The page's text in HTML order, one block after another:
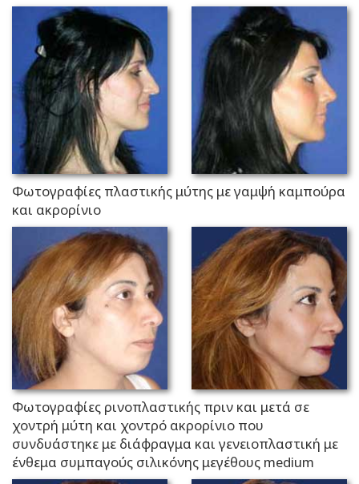
Φωτογραφίες πλαστικής μύτης με γαμψή καμπούρα
και ακρορίνιο
Φωτογραφίες ρινοπλαστικής πριν και μετά σε
χοντρή μύτη και χοντρό ακρορίνιο που
συνδυάστηκε με διάφραγμα και γενειοπλαστική με
ένθεμα συμπαγούς σιλικόνης μεγέθους medium